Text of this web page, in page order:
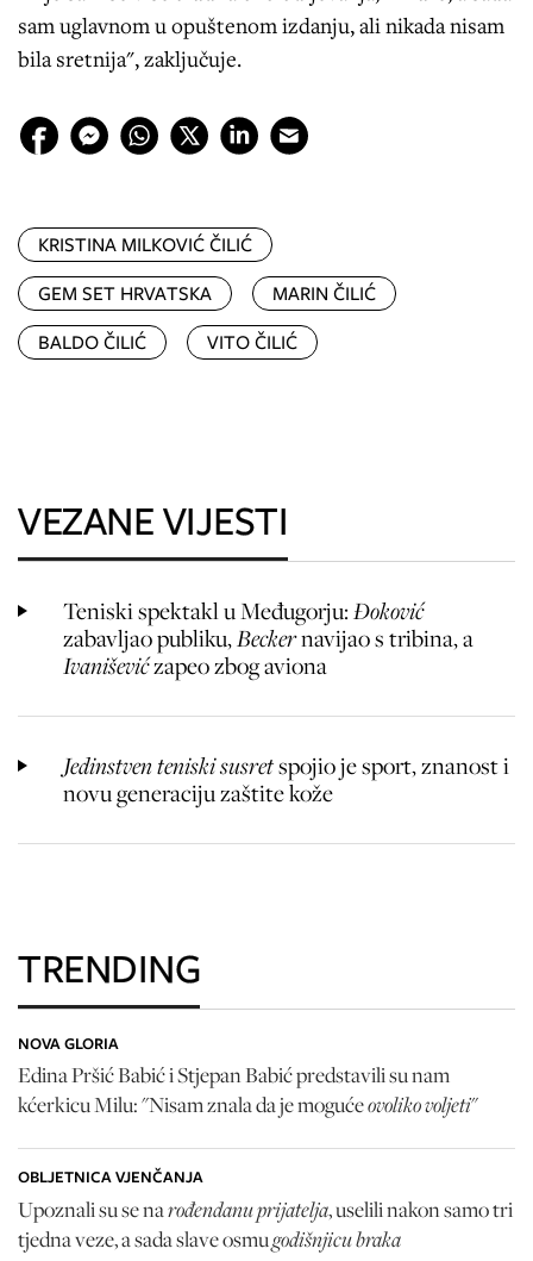
sam uglavnom u opuštenom izdanju, ali nikada nisam
bila sretnija", zaključuje.
KRISTINA MILKOVIĆ ČILIĆ
GEM SET HRVATSKA
MARIN ČILIĆ
BALDO ČILIĆ
VITO ČILIĆ
VEZANE VIJESTI
Teniski spektakl u Međugorju:Đoković
zabavljao publiku,Beckernavijao s tribina, a
Ivaniševićzapeo zbog aviona
Jedinstven teniski susretspojio je sport, znanost i
novu generaciju zaštite kože
TRENDING
NOVA GLORIA
Edina Pršić Babić i Stjepan Babić predstavili su nam
kćerkicu Milu: "Nisam znala da je mogućeovoliko voljeti"
OBLJETNICA VJENČANJA
Upoznali su se narođendanu prijatelja, uselili nakon samo tri
tjedna veze, a sada slave osmugodišnjicu braka